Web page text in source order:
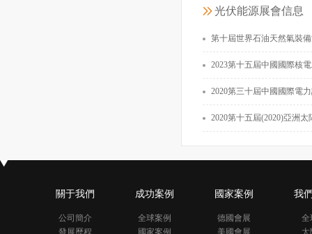
中國
光伏能源展會信息
第十屆世界石油天然氣裝
2023第十五屆中國國際核電工
2020第三十屆中國國際電力設備及技術展覽會
2020第十五屆(2020)亞洲太陽能光伏創新展
關于我們
公司簡介
發展歷程
成功案例
全球案例
國家案例
國家案例
德國會展
美國會展
我
全
太